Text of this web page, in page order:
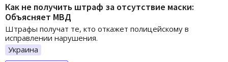
Как не получить штраф за отсутствие маски:
Объясняет МВД
Штрафы получат те, кто откажет полицейскому в
исправлении нарушения.
Украина